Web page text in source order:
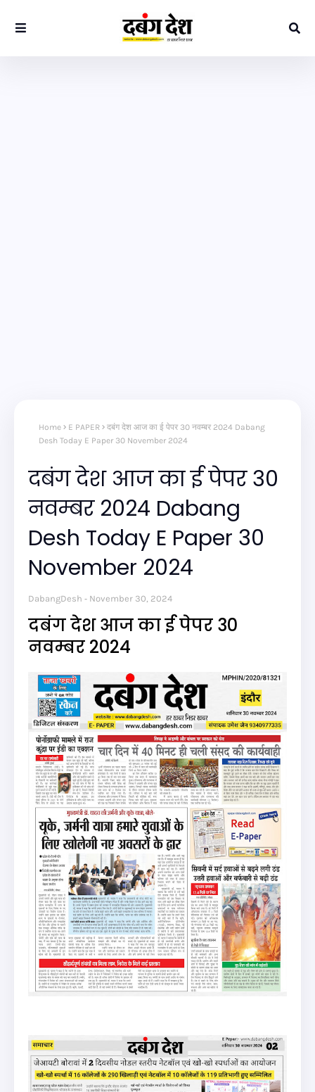
Home E PAPER
दबंग देश आज का ई पेपर 30 नवम्बर 2024 Dabang
Desh Today E Paper 30 November 2024
दबंग देश आज का ई पेपर 30
नवम्बर 2024 Dabang
Desh Today E Paper 30
November 2024
DabangDesh November 30, 2024
दबंग देश आज का ई पेपर 30
नवम्बर 2024